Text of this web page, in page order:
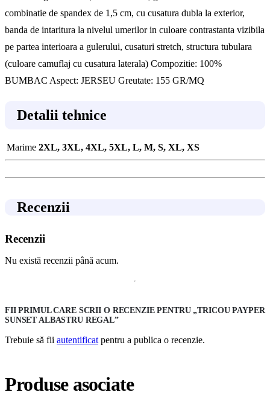
combinatie de spandex de 1,5 cm, cu cusatura dubla la exterior,
banda de intaritura la nivelul umerilor in culoare contrastanta vizibila
pe partea interioara a gulerului, cusaturi stretch, structura tubulara
(culoare camuflaj cu cusatura laterala) Compozitie: 100%
BUMBAC Aspect: JERSEU Greutate: 155 GR/MQ
Detalii tehnice
Marime 2XL, 3XL, 4XL, 5XL, L, M, S, XL, XS
Recenzii
Recenzii
Nu există recenzii până acum.
FII PRIMUL CARE SCRII O RECENZIE PENTRU „TRICOU PAYPER
SUNSET ALBASTRU REGAL”
Trebuie să fii autentificat pentru a publica o recenzie.
Produse asociate